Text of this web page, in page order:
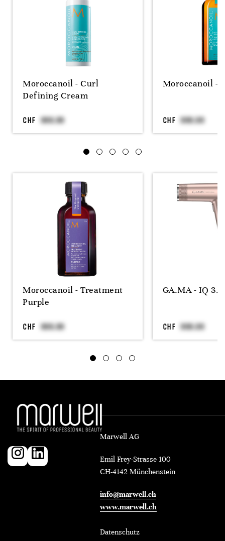
Moroccanoil - Curl
Defining Cream
CHF
Moroccanoil -
CHF
Moroccanoil - Treatment
Purple
CHF
GA.MA - IQ
CHF
Marwell AG
Emil Frey-Strasse 100
CH-4142 Münchenstein
info@marwell.ch
www.marwell.ch
Datenschutz